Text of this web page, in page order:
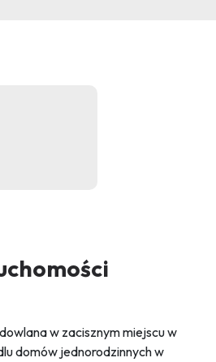
w zacisznym miejscu w
domów jednorodzinnych w